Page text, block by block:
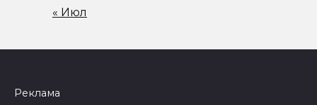
« Июл
Реклама